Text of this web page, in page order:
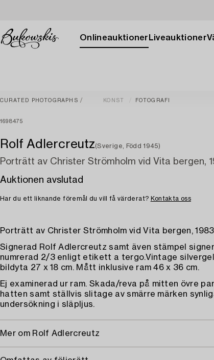
Onlineauktioner Liveauktioner
CURATED PHOTOGRAPHS KONST FOTOGRAFI
1698475
Rolf Adlercreutz(Sverige, Född 1945)
Porträtt av Christer Strömholm vid Vita bergen,
Auktionen avslutad
Har du ett liknande föremål du vill få värderat? Kontakta oss
Porträtt av Christer Strömholm vid Vita bergen,
Signerad Rolf Adlercreutz samt även stämpel
numrerad 2/3 enligt etikett a tergo.Vintage
bildyta 27 x 18 cm. Mått inklusive ram 46 x 36 cm.
Ej examinerad ur ram. Skada/reva på mitten övre
hatten samt ställvis slitage av smärre märken
undersökning i släpljus.
Mer om Rolf Adlercreutz